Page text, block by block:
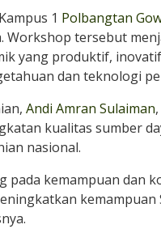
1 Polbangtan
Workshop tersebut
yang produktif,
dan teknologi
Andi Amran Sulaiman
kualitas sumber
nasional.
kemampuan dan
kemampuan